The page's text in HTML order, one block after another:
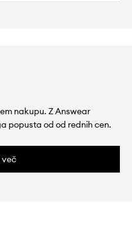
nakupu. Z Answear
popusta od od rednih cen.
več